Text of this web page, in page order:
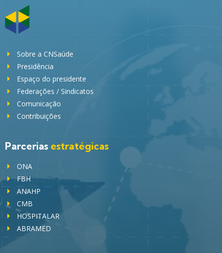
Sobre a CNSaúde
Presidência
Espaço do presidente
Federações / Sindicatos
Comunicação
Contribuições
Parcerias estratégicas
ONA
FBH
ANAHP
CMB
HOSPITALAR
ABRAMED